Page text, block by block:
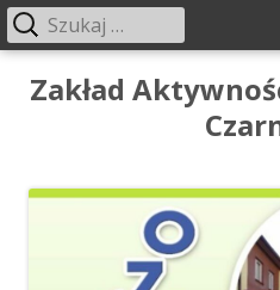
Przeskocz
Zakład
Menu
główne
Szukaj: